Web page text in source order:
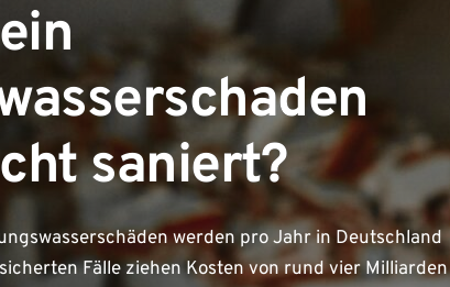
saniert?
werden pro Jahr in Deutschland
Fälle ziehen Kosten von rund vier Milliarden